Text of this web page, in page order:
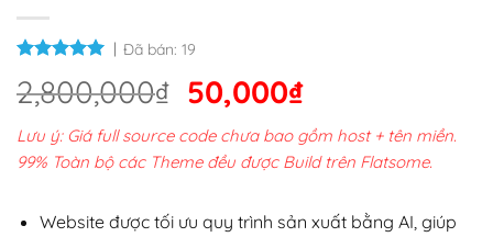
Đã bán: 19
2,800,000₫ Giá
gốc
là:
2,800,000₫.
50,000₫Giá
hiện
tại
50,000₫.
Lưu ý: Giá full source code chưa bao gồm host + tên miền.
99% Toàn bộ các Theme đều được Build trên Flatsome.
Website được tối ưu quy trình sản xuất bằng AI, giúp